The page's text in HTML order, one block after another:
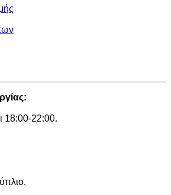
18:00-22:00.